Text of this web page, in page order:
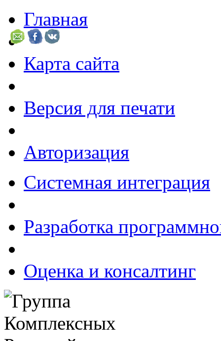
Главная
Карта сайта
Версия для печати
Авторизация
Системная интеграция
Разработка
Оценка и консалтинг